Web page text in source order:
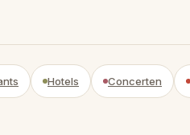
Hotels Concerten